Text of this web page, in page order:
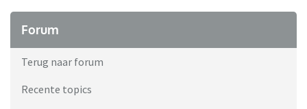
Forum
Terug naar forum
Recente topics